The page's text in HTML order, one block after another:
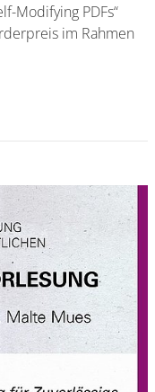
Modifying PDFs“
im Rahmen
Nachwuchs